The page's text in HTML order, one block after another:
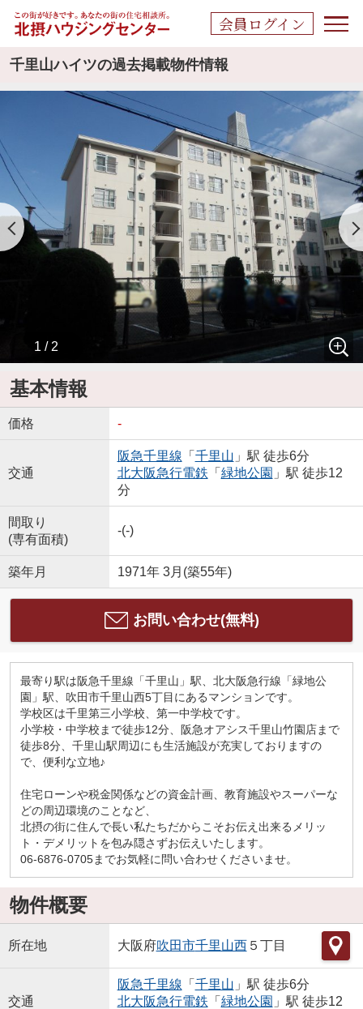
会員ログイン
千里山ハイツの過去掲載物件情報
1 / 2
基本情報
価格 -
交通
阪急千里線 「 千里山 」駅 徒歩6分
北大阪急行電鉄 「 緑地公園 」駅 徒歩12
分
間取り
(専有面積)
-(-)
築年月 1971年 3月(築55年)
お問い合わせ(無料)
最寄り駅は阪急千里線「千里山」駅、北大阪急行線「緑地公
園」駅、吹田市千里山西5丁目にあるマンションです。
学校区は千里第三小学校、第一中学校です。
小学校・中学校まで徒歩12分、阪急オアシス千里山竹園店まで
徒歩8分、千里山駅周辺にも生活施設が充実しておりますの
で、便利な立地♪
住宅ローンや税金関係などの資金計画、教育施設やスーパーな
どの周辺環境のことなど、
北摂の街に住んで長い私たちだからこそお伝え出来るメリッ
ト・デメリットを包み隠さずお伝えいたします。
06-6876-0705までお気軽に問い合わせくださいませ。
物件概要
所在地 大阪府吹田市千里山西５丁目
交通
阪急千里線 「 千里山 」駅 徒歩6分
北大阪急行電鉄 「 緑地公園 」駅 徒歩12